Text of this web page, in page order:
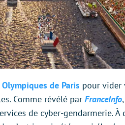
Olympiques de Paris pour vider
Comme révélé par FranceInfo,
de cyber-gendarmerie. À